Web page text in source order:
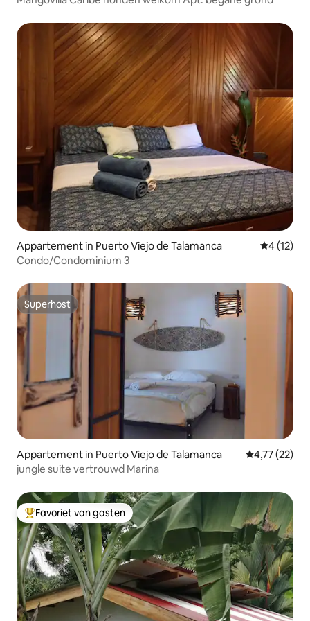
Appartement in Puerto Viejo de Talamanca
4 (12)
Condo/Condominium 3
Superhost
Superhost
Appartement in Puerto Viejo de Talamanca Gemiddelde
4,77 (22)
jungle suite vertrouwd Marina
Topfavoriet van gasten
Favoriet van gasten